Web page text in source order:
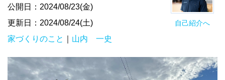
自己紹介へ
公開日：2024/08/23(金)
更新日：2024/08/24(土)
家づくりのこと
山内 一史